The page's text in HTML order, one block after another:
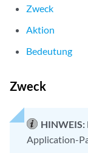
Zweck
Aktion
Bedeutung
Zweck
HINWEIS:
Application-